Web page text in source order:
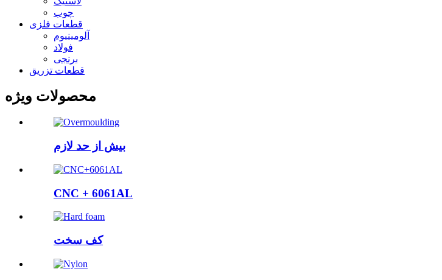
چوب
قطعات فلزی
آلومینیوم
فولاد
برنجی
قطعات تزریق
محصولات ویژه
بیش از حد لازم
CNC + 6061AL
کف سخت